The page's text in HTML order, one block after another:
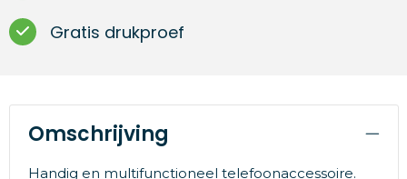
Gratis drukproef
Omschrijving
Handig en multifunctioneel telefoonaccessoire.